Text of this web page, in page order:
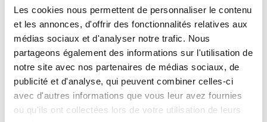
Les cookies nous permettent de personnaliser le contenu
et les annonces, d'offrir des fonctionnalités relatives aux
médias sociaux et d'analyser notre trafic. Nous
partageons également des informations sur l'utilisation de
notre site avec nos partenaires de médias sociaux, de
publicité et d'analyse, qui peuvent combiner celles-ci
avec d'autres informations que vous leur avez fournies
ou qu'ils ont collectées lors de votre utilisation de leurs
Subscribe to our newsletter
Subscribe to our newsletter, receive all our promotions and follow
the latest news from Laboratoires Fenioux.
Your
email
address
Sign Up
Enim quis fugiat consequat elit minim nisi eu occaecat occaecat deserunt aliquip
nisi ex deserunt.